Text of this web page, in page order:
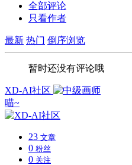
全部评论
只看作者
最新 热门 倒序浏览
暂时还没有评论哦
XD-AI社区
喵~
23 文章
0 粉丝
0 关注